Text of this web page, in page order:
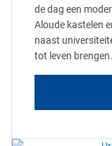
de dag een
Aloude kastelen
naast
tot leven brengen.